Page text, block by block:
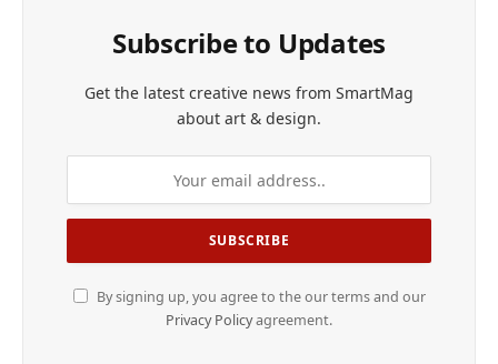
Subscribe to Updates
Get the latest creative news from SmartMag
about art & design.
By signing up, you agree to the our terms and our
Privacy Policyagreement.